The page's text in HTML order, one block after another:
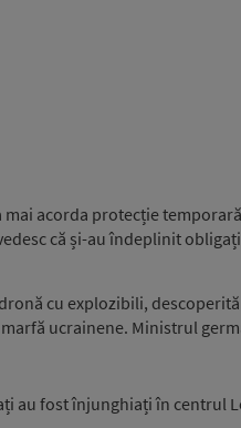
mai acorda protecție
că și-au îndeplinit
cu explozibili,
ucrainene. Ministrul
au fost înjunghiați în centrul